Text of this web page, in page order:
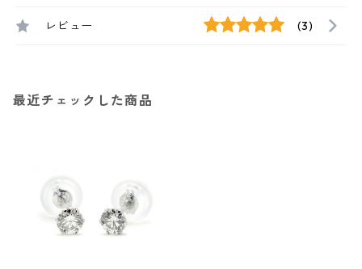
レビュー (3)
最近チェックした商品